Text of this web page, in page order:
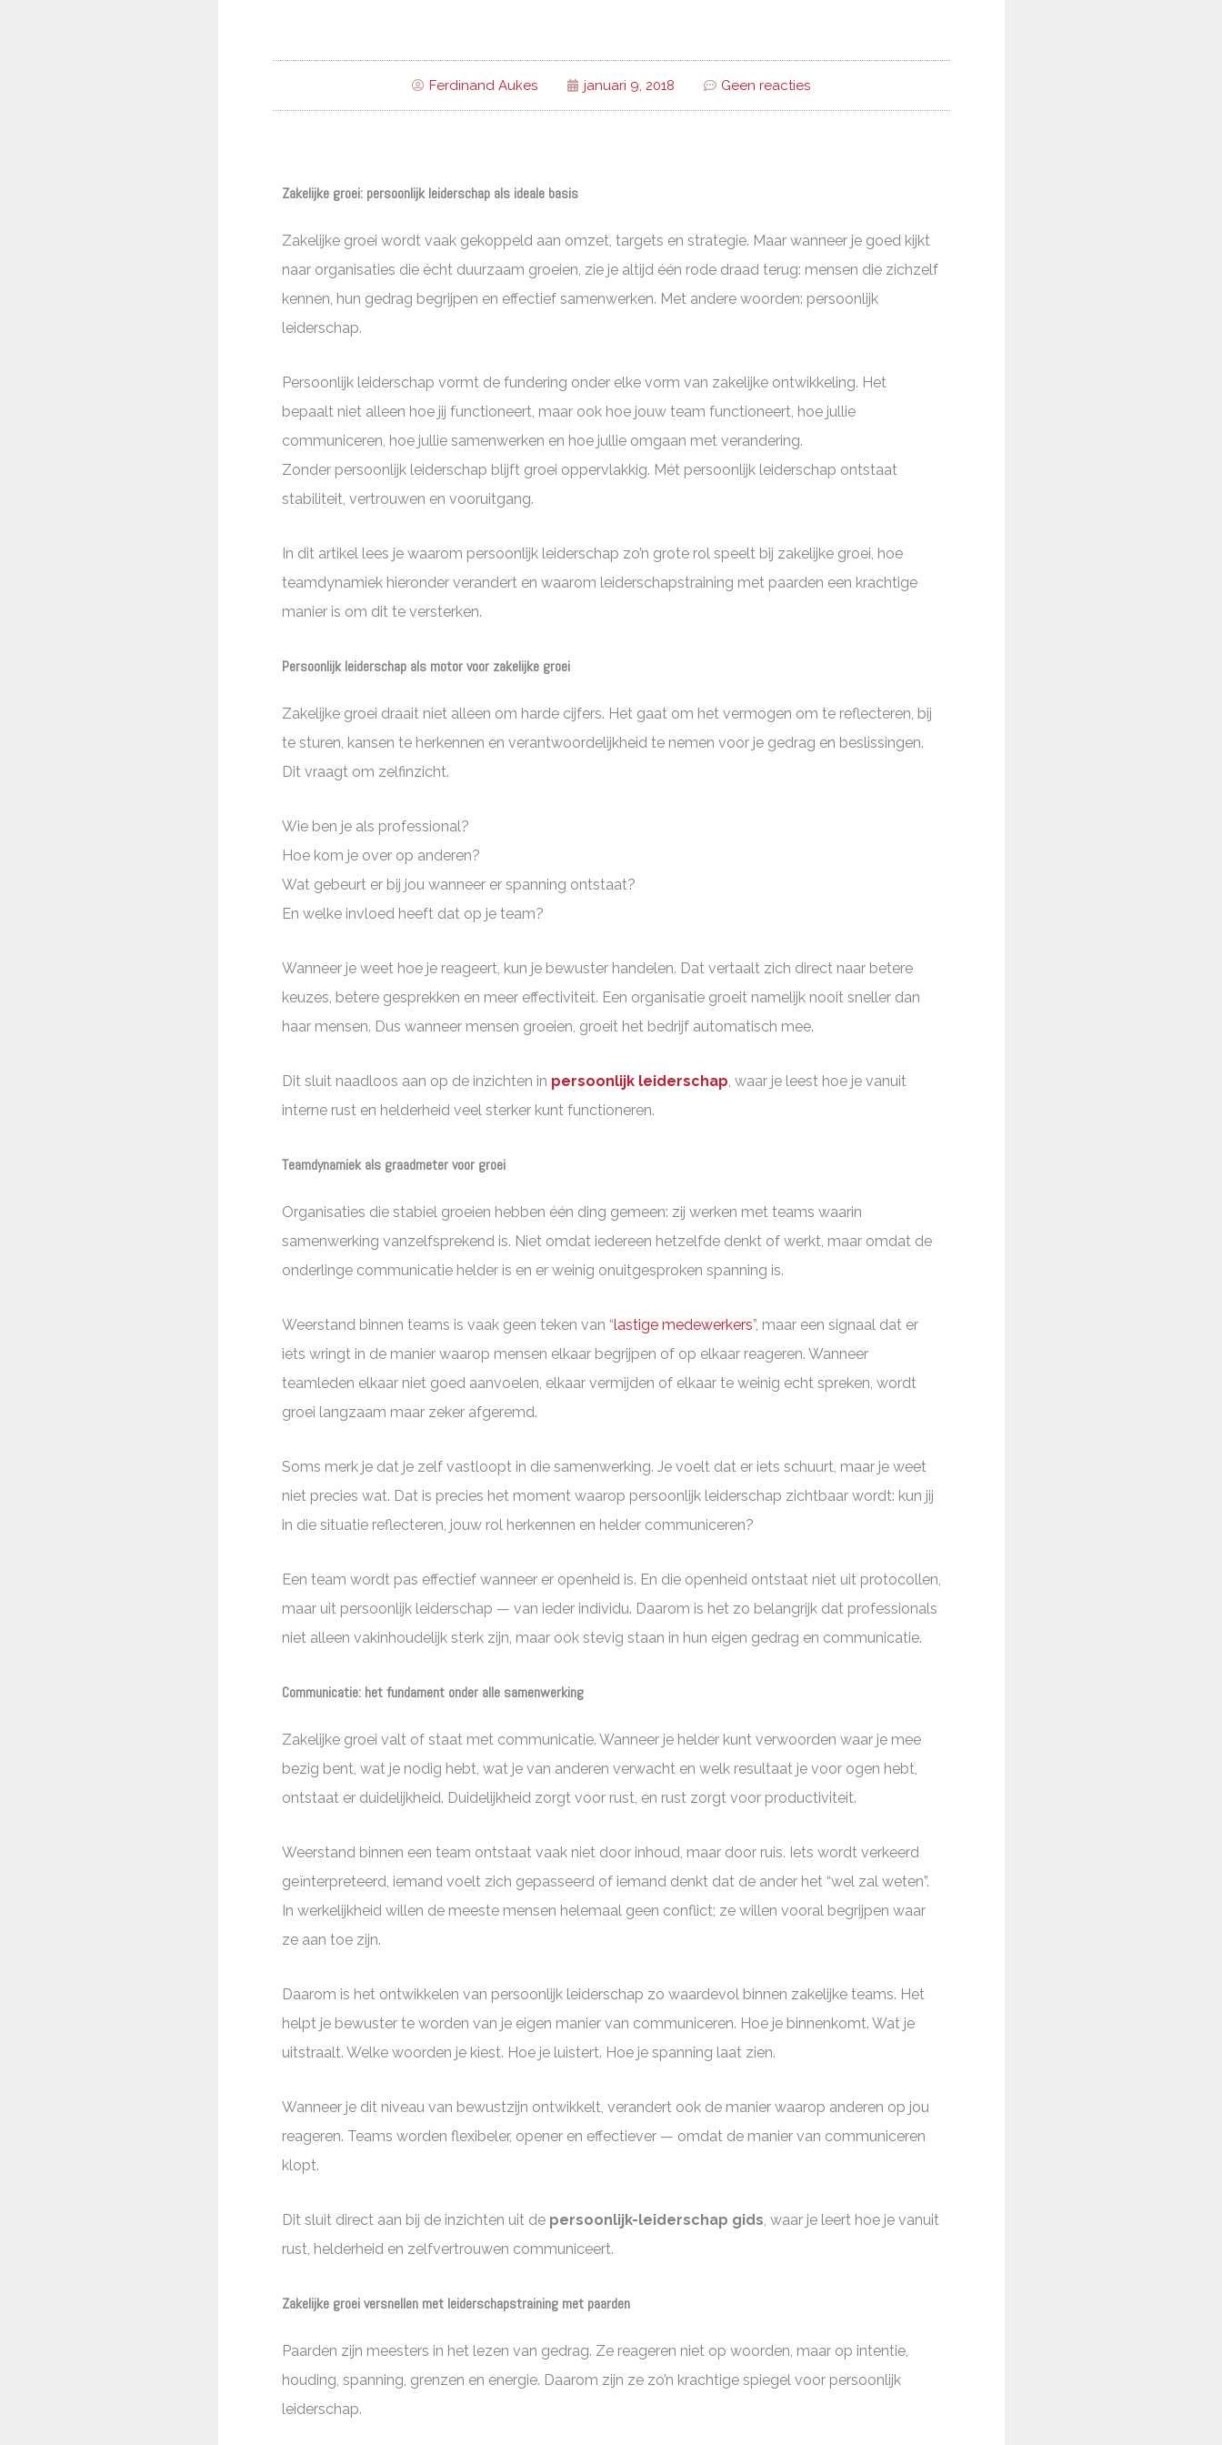
Ferdinand Aukes januari 9, 2018 Geen reacties
Zakelijke groei: persoonlijk leiderschap als ideale basis
Zakelijke groei wordt vaak gekoppeld aan omzet, targets en strategie. Maar wanneer je goed kijkt
naar organisaties die écht duurzaam groeien, zie je altijd één rode draad terug: mensen die zichzelf
kennen, hun gedrag begrijpen en effectief samenwerken. Met andere woorden: persoonlijk
leiderschap.
Persoonlijk leiderschap vormt de fundering onder elke vorm van zakelijke ontwikkeling. Het
bepaalt niet alleen hoe jij functioneert, maar ook hoe jouw team functioneert, hoe jullie
communiceren, hoe jullie samenwerken en hoe jullie omgaan met verandering.
Zonder persoonlijk leiderschap blijft groei oppervlakkig. Mét persoonlijk leiderschap ontstaat
stabiliteit, vertrouwen en vooruitgang.
In dit artikel lees je waarom persoonlijk leiderschap zo’n grote rol speelt bij zakelijke groei, hoe
teamdynamiek hieronder verandert en waarom leiderschapstraining met paarden een krachtige
manier is om dit te versterken.
Persoonlijk leiderschap als motor voor zakelijke groei
Zakelijke groei draait niet alleen om harde cijfers. Het gaat om het vermogen om te reflecteren, bij
te sturen, kansen te herkennen en verantwoordelijkheid te nemen voor je gedrag en beslissingen.
Dit vraagt om zelfinzicht.
Wie ben je als professional?
Hoe kom je over op anderen?
Wat gebeurt er bij jou wanneer er spanning ontstaat?
En welke invloed heeft dat op je team?
Wanneer je weet hoe je reageert, kun je bewuster handelen. Dat vertaalt zich direct naar betere
keuzes, betere gesprekken en meer effectiviteit. Een organisatie groeit namelijk nooit sneller dan
haar mensen. Dus wanneer mensen groeien, groeit het bedrijf automatisch mee.
Dit sluit naadloos aan op de inzichten in persoonlijk leiderschap, waar je leest hoe je vanuit
interne rust en helderheid veel sterker kunt functioneren.
Teamdynamiek als graadmeter voor groei
Organisaties die stabiel groeien hebben één ding gemeen: zij werken met teams waarin
samenwerking vanzelfsprekend is. Niet omdat iedereen hetzelfde denkt of werkt, maar omdat de
onderlinge communicatie helder is en er weinig onuitgesproken spanning is.
Weerstand binnen teams is vaak geen teken van “lastige medewerkers”, maar een signaal dat er
iets wringt in de manier waarop mensen elkaar begrijpen of op elkaar reageren. Wanneer
teamleden elkaar niet goed aanvoelen, elkaar vermijden of elkaar te weinig echt spreken, wordt
groei langzaam maar zeker afgeremd.
Soms merk je dat je zelf vastloopt in die samenwerking. Je voelt dat er iets schuurt, maar je weet
niet precies wat. Dat is precies het moment waarop persoonlijk leiderschap zichtbaar wordt: kun jij
in die situatie reflecteren, jouw rol herkennen en helder communiceren?
Een team wordt pas effectief wanneer er openheid is. En die openheid ontstaat niet uit protocollen,
maar uit persoonlijk leiderschap — van ieder individu. Daarom is het zo belangrijk dat professionals
niet alleen vakinhoudelijk sterk zijn, maar ook stevig staan in hun eigen gedrag en communicatie.
Communicatie: het fundament onder alle samenwerking
Zakelijke groei valt of staat met communicatie. Wanneer je helder kunt verwoorden waar je mee
bezig bent, wat je nodig hebt, wat je van anderen verwacht en welk resultaat je voor ogen hebt,
ontstaat er duidelijkheid. Duidelijkheid zorgt voor rust, en rust zorgt voor productiviteit.
Weerstand binnen een team ontstaat vaak niet door inhoud, maar door ruis. Iets wordt verkeerd
geïnterpreteerd, iemand voelt zich gepasseerd of iemand denkt dat de ander het “wel zal weten”.
In werkelijkheid willen de meeste mensen helemaal geen conflict; ze willen vooral begrijpen waar
ze aan toe zijn.
Daarom is het ontwikkelen van persoonlijk leiderschap zo waardevol binnen zakelijke teams. Het
helpt je bewuster te worden van je eigen manier van communiceren. Hoe je binnenkomt. Wat je
uitstraalt. Welke woorden je kiest. Hoe je luistert. Hoe je spanning laat zien.
Wanneer je dit niveau van bewustzijn ontwikkelt, verandert ook de manier waarop anderen op jou
reageren. Teams worden flexibeler, opener en effectiever — omdat de manier van communiceren
klopt.
Dit sluit direct aan bij de inzichten uit de persoonlijk-leiderschap gids, waar je leert hoe je vanuit
rust, helderheid en zelfvertrouwen communiceert.
Zakelijke groei versnellen met leiderschapstraining met paarden
Paarden zijn meesters in het lezen van gedrag. Ze reageren niet op woorden, maar op intentie,
houding, spanning, grenzen en energie. Daarom zijn ze zo’n krachtige spiegel voor persoonlijk
leiderschap.